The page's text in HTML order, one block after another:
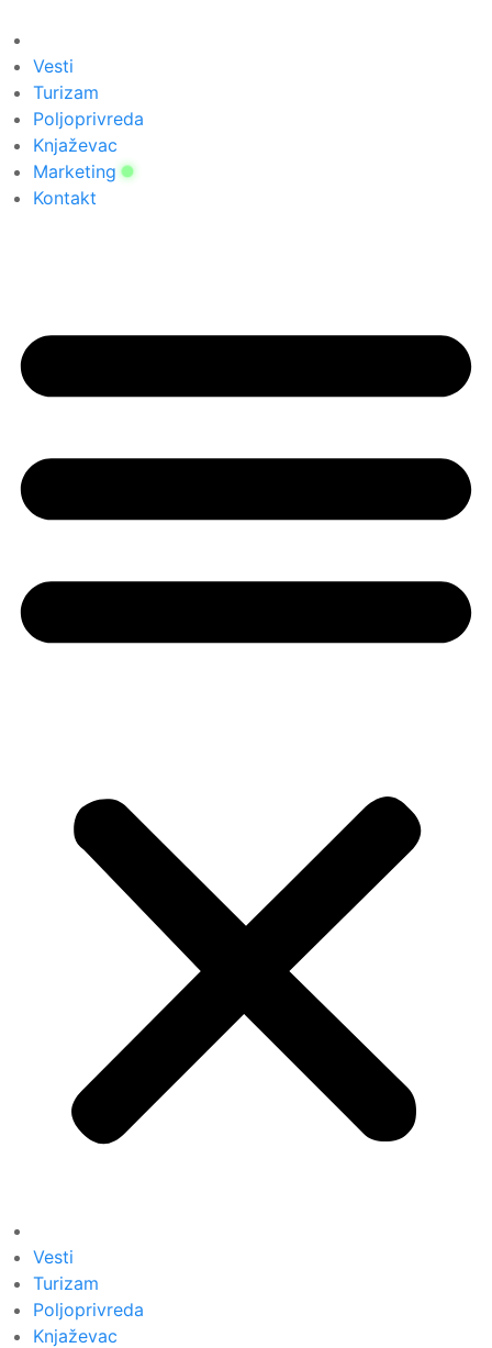
на
садржај
Vesti
Turizam
Poljoprivreda
Knjaževac
Marketing
Kontakt
Vesti
Turizam
Poljoprivreda
Knjaževac